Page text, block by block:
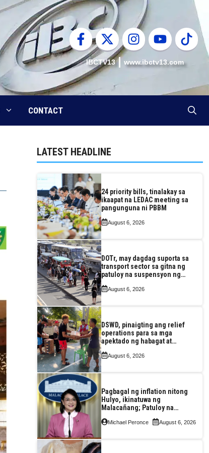
IBCTV13 www.ibctv13.com
CONTACT
LATEST HEADLINE
24 priority bills, tinalakay sa
ikaapat na LEDAC meeting sa
pangunguna ni PBBM
August 6, 2026
DOTr, may dagdag suporta sa
transport sector sa gitna ng
patuloy na suspensyon ng
August 6, 2026
DSWD, pinaigting ang relief
operations para sa mga
apektado ng habagat at
August 6, 2026
Pagbagal ng inflation nitong
Hulyo, ikinatuwa ng
Malacañang; Patuloy na
seguridad sa pagkain,
Michael Peronce August 6, 2026